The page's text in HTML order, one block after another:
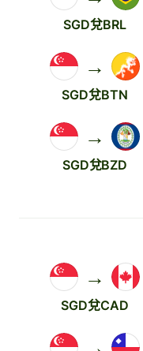
SGD兌BRL
→
SGD兌BTN
→
SGD兌BZD
→
SGD兌CAD